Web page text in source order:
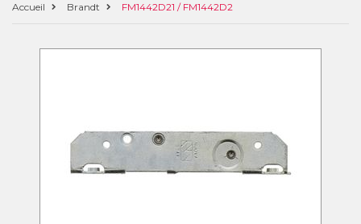
Accueil Brandt FM1442D21 / FM1442D2